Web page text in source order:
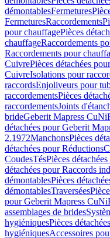
démontablesFermetures
FermeturesRaccordements
pour chauffagePièces
chauffageRaccordements
Raccordements pour
CuivrePièces détachées
CuivreIsolations pour
raccordsEnjoliveurs pour
raccordementsPièces
raccordementsJoints
brideGeberit Mapress
détachées pour Geberit
2.1972ManchonsPièces
détachées pour Réductions
CoudesTésPièces
détachées pour Raccords
démontablesPièces
démontablesTraversées
pour Geberit Mapress
assemblages de brides
hygiéniquesPièces
hygiéniquesAccessoires